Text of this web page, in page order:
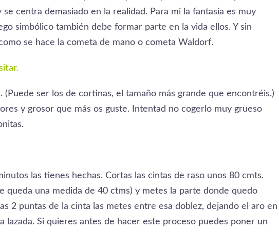
se centra demasiado en la realidad. Para mi la fantasía es muy
simbólico también debe formar parte en la vida ellos. Y sin
se hace la cometa de mano o cometa Waldorf.
(Puede ser los de cortinas, el tamaño más grande que encontréis.)
y grosor que más os guste. Intentad no cogerlo muy grueso
las tienes hechas. Cortas las cintas de raso unos 80 cmts.
queda una medida de 40 ctms) y metes la parte donde quedo
2 puntas de la cinta las metes entre esa doblez, dejando el aro en
lazada. Si quieres antes de hacer este proceso puedes poner un